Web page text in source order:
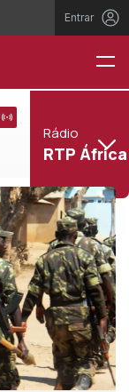
Entrar
Rádio
RTP África